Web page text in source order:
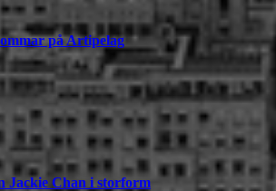
på Artipelag
Jackie Chan i storform